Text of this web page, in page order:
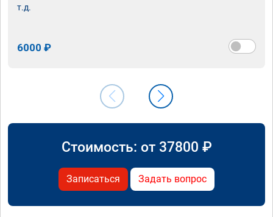
т.д.
6000 ₽
Стоимость: от 37800 ₽
Записаться Задать вопрос